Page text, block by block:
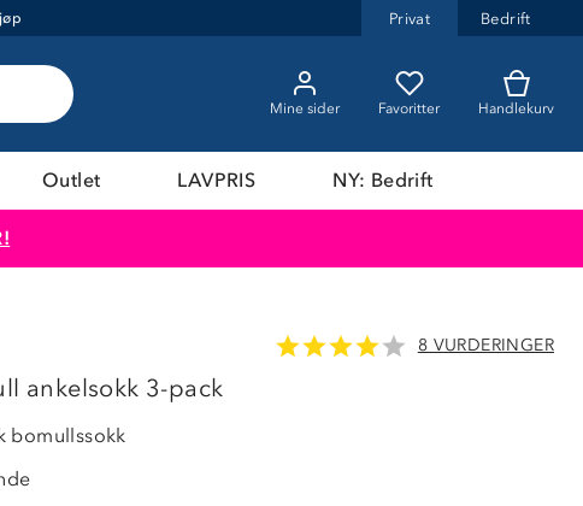
Privat Bedrift
Mine sider Favoritter Handlekurv
Outlet LAVPRIS NY: Bedrift
8 VURDERINGER
ankelsokk 3-pack
bomullssokk